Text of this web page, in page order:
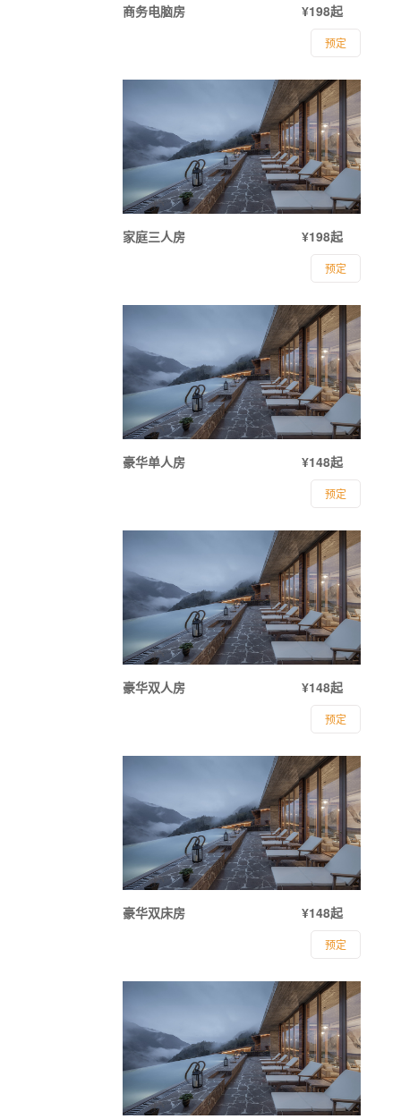
商务电脑房 ¥198起
预定
家庭三人房 ¥198起
预定
豪华单人房 ¥148起
预定
豪华双人房 ¥148起
预定
豪华双床房 ¥148起
预定